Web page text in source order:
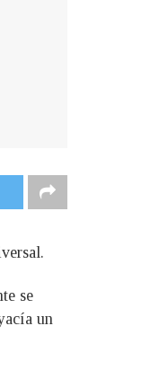
se
un